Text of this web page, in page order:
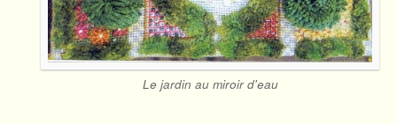
Le jardin au miroir d'eau